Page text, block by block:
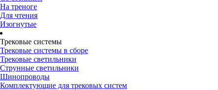
На треноге
Для чтения
Изогнутые
Трековые системы
Трековые системы в сборе
Трековые светильники
Струнные светильники
Шинопроводы
Комплектующие для трековых систем